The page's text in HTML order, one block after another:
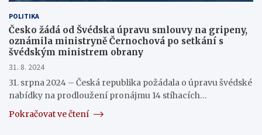
POLITIKA
Česko žádá od Švédska úpravu smlouvy na gripeny,
oznámila ministryně Černochová po setkání s
švédským ministrem obrany
31. 8. 2024
31. srpna 2024 – Česká republika požádala o úpravu švédské
nabídky na prodloužení pronájmu 14 stíhacích…
Pokračovat ve čtení